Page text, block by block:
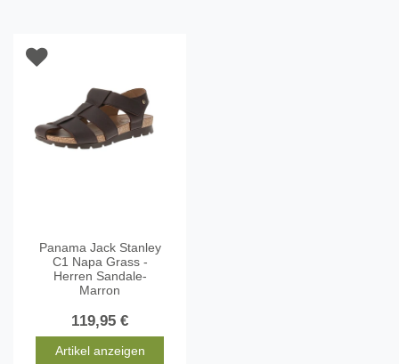
Panama Jack Stanley
C1 Napa Grass -
Herren Sandale-
Marron
119,95 €
Artikel anzeigen